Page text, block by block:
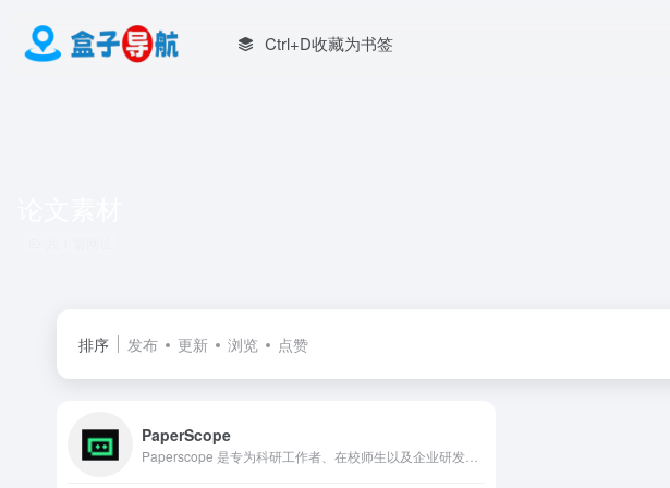
Ctrl+D收藏为书签
排序 发布 更新 浏览 点赞
PaperScope